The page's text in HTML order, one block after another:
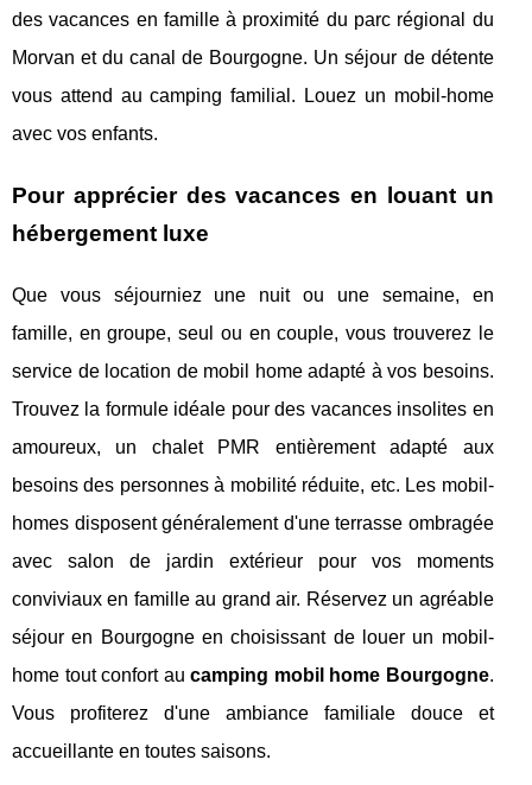
des vacances en famille à proximité du parc régional du
Morvan et du canal de Bourgogne. Un séjour de détente
vous attend au camping familial. Louez un mobil-home
avec vos enfants.
Pour apprécier des vacances en louant un
hébergement luxe
Que vous séjourniez une nuit ou une semaine, en
famille, en groupe, seul ou en couple, vous trouverez le
service de location de mobil home adapté à vos besoins.
Trouvez la formule idéale pour des vacances insolites en
amoureux, un chalet PMR entièrement adapté aux
besoins des personnes à mobilité réduite, etc. Les mobil-
homes disposent généralement d'une terrasse ombragée
avec salon de jardin extérieur pour vos moments
conviviaux en famille au grand air. Réservez un agréable
séjour en Bourgogne en choisissant de louer un mobil-
home tout confort aucamping mobil home Bourgogne.
Vous profiterez d'une ambiance familiale douce et
accueillante en toutes saisons.